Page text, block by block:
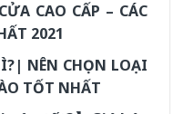
CAO CẤP – CÁC
2021
NÊN CHỌN LOẠI
TỐT NHẤT